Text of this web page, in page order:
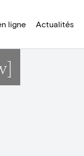
ligne Actualités